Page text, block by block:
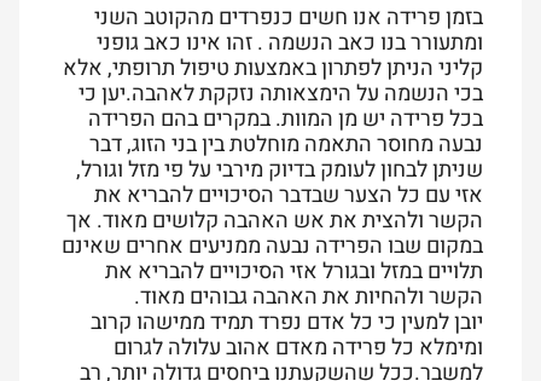
בזמן פרידה אנו חשים כנפרדים מהקוטב השני
ומתעורר בנו כאב הנשמה . זהו אינו כאב גופני
קליני הניתן לפתרון באמצעות טיפול תרופתי, אלא
בכי הנשמה על הימצאותה נזקקת לאהבה.יען כי
בכל פרידה יש מן המוות. במקרים בהם הפרידה
נבעה מחוסר התאמה מוחלטת בין בני הזוג, דבר
שניתן לבחון לעומק בדיוק מירבי על פי מזל וגורל,
אזי עם כל הצער שבדבר הסיכויים להבריא את
הקשר ולהצית את אש האהבה קלושים מאוד. אך
במקום שבו הפרידה נבעה ממניעים אחרים שאינם
תלויים במזל ובגורל אזי הסיכויים להבריא את
הקשר ולהחיות את האהבה גבוהים מאוד.
יובן למעין כי כל אדם נפרד תמיד ממישהו קרוב
ומימלא כל פרידה מאדם אהוב עלולה לגרום
למשבר.ככל שהשקעתנו ביחסים גדולה יותר, רב